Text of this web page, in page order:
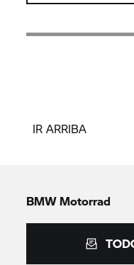
IR ARRIBA
BMW Motorrad